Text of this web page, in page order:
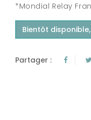
*Mondial Relay
Bientôt
Partager :